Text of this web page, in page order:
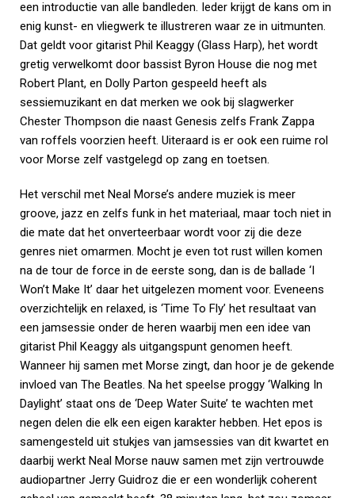
een introductie van alle bandleden. Ieder krijgt de kans om in
enig kunst- en vliegwerk te illustreren waar ze in uitmunten.
Dat geldt voor gitarist Phil Keaggy (Glass Harp), het wordt
gretig verwelkomt door bassist Byron House die nog met
Robert Plant, en Dolly Parton gespeeld heeft als
sessiemuzikant en dat merken we ook bij slagwerker
Chester Thompson die naast Genesis zelfs Frank Zappa
van roffels voorzien heeft. Uiteraard is er ook een ruime rol
voor Morse zelf vastgelegd op zang en toetsen.
Het verschil met Neal Morse’s andere muziek is meer
groove, jazz en zelfs funk in het materiaal, maar toch niet in
die mate dat het onverteerbaar wordt voor zij die deze
genres niet omarmen. Mocht je even tot rust willen komen
na de tour de force in de eerste song, dan is de ballade ‘I
Won’t Make It’ daar het uitgelezen moment voor. Eveneens
overzichtelijk en relaxed, is ‘Time To Fly’ het resultaat van
een jamsessie onder de heren waarbij men een idee van
gitarist Phil Keaggy als uitgangspunt genomen heeft.
Wanneer hij samen met Morse zingt, dan hoor je de gekende
invloed van The Beatles. Na het speelse proggy ‘Walking In
Daylight’ staat ons de ‘Deep Water Suite’ te wachten met
negen delen die elk een eigen karakter hebben. Het epos is
samengesteld uit stukjes van jamsessies van dit kwartet en
daarbij werkt Neal Morse nauw samen met zijn vertrouwde
audiopartner Jerry Guidroz die er een wonderlijk coherent